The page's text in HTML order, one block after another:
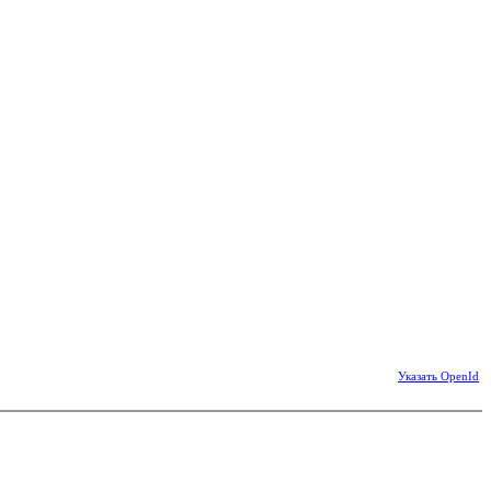
Указать OpenId